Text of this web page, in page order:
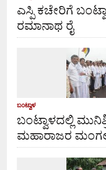
ಎಸ್ಪಿ ಕಚೇರಿಗೆ
ರಮಾನಾಥ ರೈ
ಬಂಟ್ವಾಳ
ಬಂಟ್ವಾಳದಲ್ಲಿ
ಮಹಾರಾಜರ